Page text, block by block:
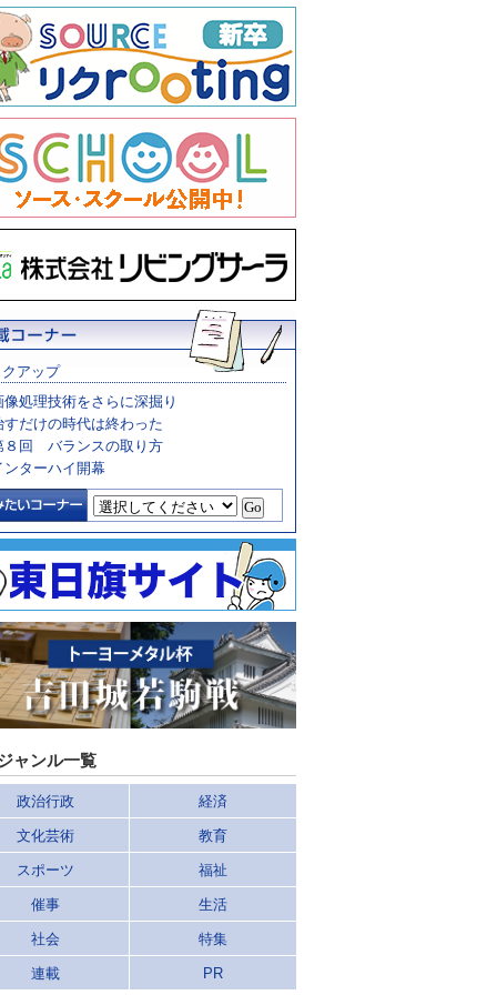
アップ
像処理技術をさらに深掘り
すだけの時代は終わった
８回 バランスの取り方
ンターハイ開幕
ャンル一覧
政治行政 経済
文化芸術 教育
スポーツ 福祉
催事 生活
社会 特集
連載 PR